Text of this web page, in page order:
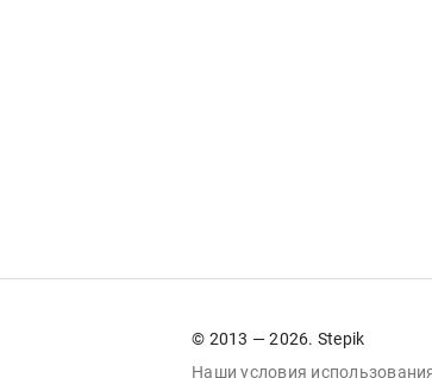
© 2013 — 2026. Stepik
Наши условия